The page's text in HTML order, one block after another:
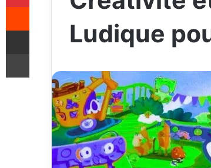
Ludique
Reddit
Share via Email